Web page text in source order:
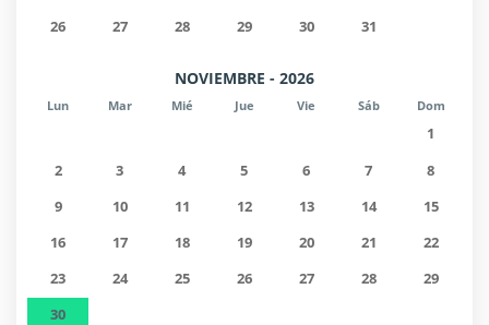
26
27 28 29 30 31
NOVIEMBRE - 2026
Lun Mar Mié Jue Vie Sáb Dom
1
2
3 4 5 6 7
8
9
10 11 12 13 14
15
16
17 18 19 20 21
22
23
24 25 26 27 28
29
30